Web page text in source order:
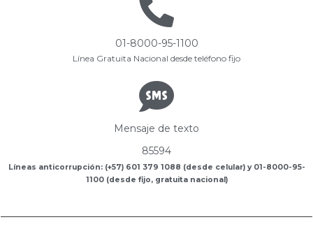
01-8000-95-1100
Línea Gratuita Nacional desde teléfono fijo
Mensaje de texto
85594
Líneas anticorrupción: (+57) 601 379 1088 (desde celular) y 01-8000-95-
1100 (desde fijo, gratuita nacional)